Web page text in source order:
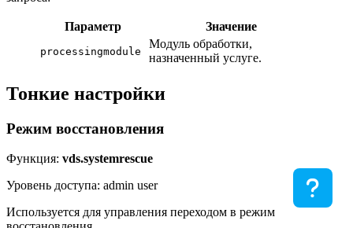
Параметр Значение
processingmodule
Модуль обработки,
назначенный услуге.
Тонкие настройки
Режим восстановления
Функция: vds.systemrescue
Уровень доступа: admin user
Используется для управления переходом в режим